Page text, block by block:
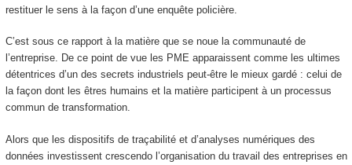
restituer le sens à la façon d’une enquête policière.
C’est sous ce rapport à la matière que se noue la communauté de
l’entreprise. De ce point de vue les PME apparaissent comme les ultimes
détentrices d’un des secrets industriels peut-être le mieux gardé : celui de
la façon dont les êtres humains et la matière participent à un processus
commun de transformation.
Alors que les dispositifs de traçabilité et d’analyses numériques des
données investissent crescendo l’organisation du travail des entreprises en